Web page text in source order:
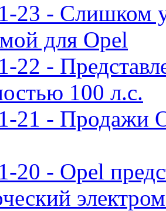
23 - Слишком
для Opel
22 -
100 л.с.
21 - Продажи
20 - Opel